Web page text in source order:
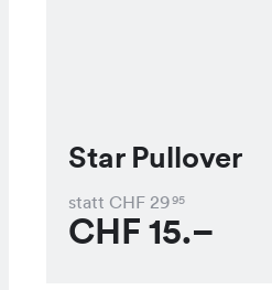
Star Pullover
statt CHF 2995
CHF 15.–